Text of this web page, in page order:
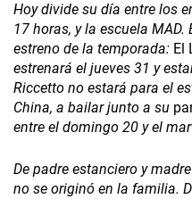
Hoy divide su día entre los
17 horas, y la escuela
estreno de la temporada: El
estrenará el jueves 31 y
Riccetto no estará para el
China, a bailar junto a su
entre el domingo 20 y el
De padre estanciero y
no se originó en la familia.